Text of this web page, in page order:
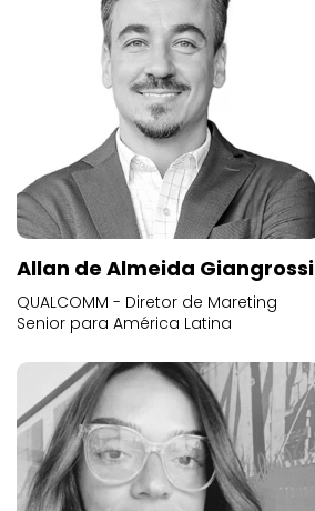
Allan de Almeida Giangrossi
QUALCOMM - Diretor de Mareting
Senior para América Latina